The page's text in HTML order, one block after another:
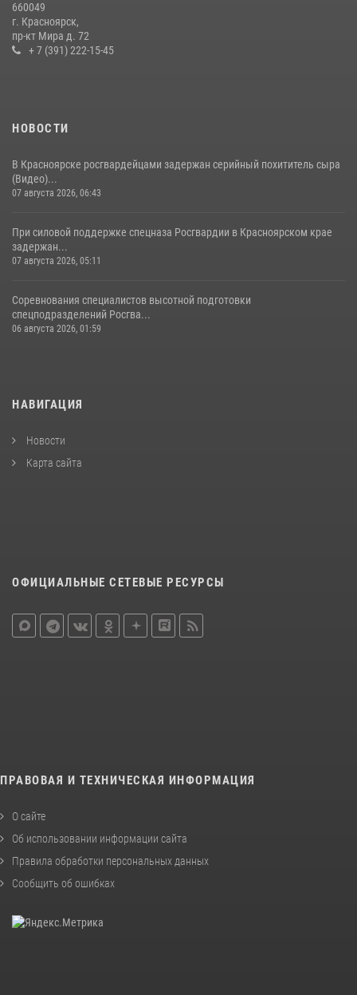
празднования 70-летия города
21 июля 2026, 01:41
660049
г. Красноярск,
пр-кт Мира д. 72
+ 7 (391) 222-15-45
НОВОСТИ
В Красноярске росгвардейцами задержан серийный похититель сыра
(Видео)...
07 августа 2026, 06:43
При силовой поддержке спецназа Росгвардии в Красноярском крае
задержан...
07 августа 2026, 05:11
Соревнования специалистов высотной подготовки
спецподразделений Росгва...
06 августа 2026, 01:59
НАВИГАЦИЯ
Новости
Карта сайта
ОФИЦИАЛЬНЫЕ СЕТЕВЫЕ РЕСУРСЫ
ПРАВОВАЯ И ТЕХНИЧЕСКАЯ ИНФОРМАЦИЯ
О сайте
Об использовании информации сайта
Правила обработки персональных данных
Сообщить об ошибках